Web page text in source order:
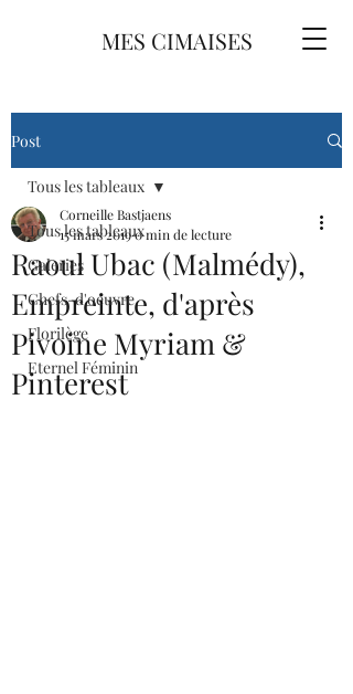
MES CIMAISES
Post
Tous les tableaux
Galeries
Chefs-d'oeuvre
Florilège
Eternel Féminin
Tous les tableaux
Raoul Ubac (Malmédy),
Empreinte, d'après
Pivoine Myriam &
Pinterest
Corneille Bastjaens
15 mars 20190 min de lecture